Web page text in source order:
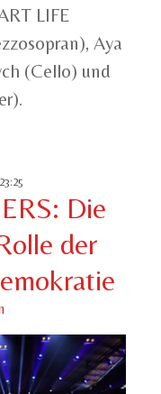
LIFE
Aya
(Cello) und
Die
der